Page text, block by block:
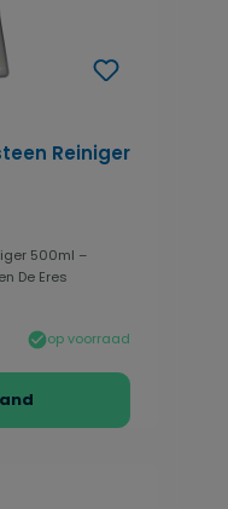
Reiniger
500ml –
De Eres
op voorraad